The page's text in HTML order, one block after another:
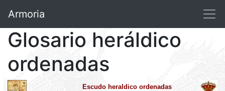
Armoria
Glosario heráldico
ordenadas
Escudo heraldico ordenadas